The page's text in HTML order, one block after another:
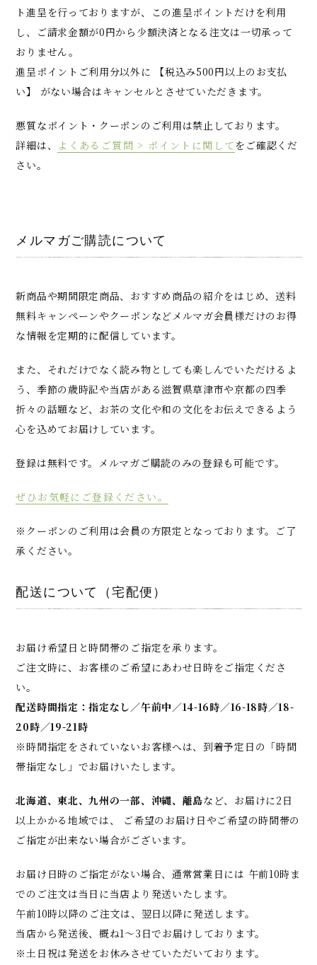
ト進呈を行っておりますが、この進呈ポイントだけを利用
し、ご請求金額が0円から少額決済となる注文は一切承って
おりません。
進呈ポイントご利用分以外に 【税込み500円以上のお支払
い】 がない場合はキャンセルとさせていただきます。
悪質なポイント・クーポンのご利用は禁止しております。
詳細は、
よくあるご質問 > ポイントに関して をご確認くだ
さい。
メルマガご購読について
新商品や期間限定商品、おすすめ商品の紹介をはじめ、送料
無料キャンペーンやクーポンなどメルマガ会員様だけのお得
な情報を定期的に配信しています。
また、それだけでなく読み物としても楽しんでいただけるよ
う、季節の歳時記や当店がある滋賀県草津市や京都の四季
折々の話題など、お茶の文化や和の文化をお伝えできるよう
心を込めてお届けしています。
登録は無料です。メルマガご購読のみの登録も可能です。
ぜひお気軽にご登録ください。
※クーポンのご利用は会員の方限定となっております。ご了
承ください。
配送について（宅配便）
お届け希望日と時間帯のご指定を承ります。
ご注文時に、お客様のご希望にあわせ日時をご指定くださ
い。
配送時間指定：指定なし／午前中／14-16時／16-18時／18-
20時／19-21時
※時間指定をされていないお客様へは、到着予定日の「時間
帯指定なし」でお届けいたします。
北海道、東北、九州の一部、沖縄、離島など、お届けに2日
以上かかる地域では、 ご希望のお届け日やご希望の時間帯の
ご指定が出来ない場合がございます。
お届け日時のご指定がない場合、通常営業日には 午前10時ま
でのご注文は当日に当店より発送いたします。
午前10時以降のご注文は、翌日以降に発送します。
当店から発送後、概ね1～3日でお届けしております。
※土日祝は発送をお休みさせていただいております。